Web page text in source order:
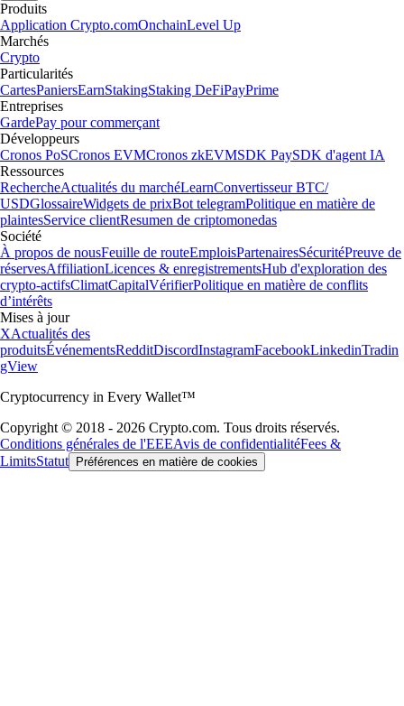
Produits
Application Crypto.comOnchainLevel Up
Marchés
Crypto
Particularités
CartesPaniersEarnStakingStaking DeFiPayPrime
Entreprises
GardePay pour commerçant
Développeurs
Cronos PoSCronos EVMCronos zkEVMSDK PaySDK d'agent IA
Ressources
RechercheActualités du marchéLearnConvertisseur BTC/
USDGlossaireWidgets de prixBot telegramPolitique en matière de
plaintesService clientResumen de criptomonedas
Société
À propos de nousFeuille de routeEmploisPartenairesSécuritéPreuve de
réservesAffiliationLicences & enregistrementsHub d'exploration des
crypto-actifsClimatCapitalVérifierPolitique en matière de conflits
d’intérêts
Mises à jour
XActualités des
produitsÉvénementsRedditDiscordInstagramFacebookLinkedinTradin
gView
Cryptocurrency in Every Wallet™
Copyright © 2018 - 2026 Crypto.com. Tous droits réservés.
Conditions générales de l'EEEAvis de confidentialitéFees &
LimitsStatut Préférences en matière de cookies